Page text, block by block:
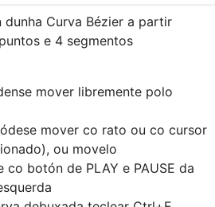
no sistema
Curva Bézier a partir
dunha poligonal de 5 puntos e 4 segmentos
ou movelo
co botón de PLAY e PAUSE da